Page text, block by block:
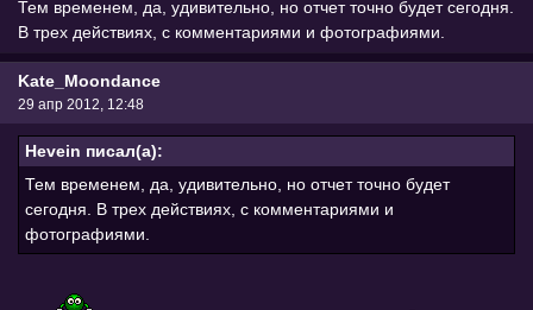
Тем временем, да, удивительно, но отчет точно будет сегодня.
В трех действиях, с комментариями и фотографиями.
Kate_Moondance
29 апр 2012, 12:48
Hevein писал(а):
Тем временем, да, удивительно, но отчет точно будет
сегодня. В трех действиях, с комментариями и
фотографиями.